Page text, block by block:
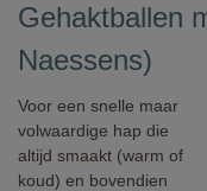
Gehaktballen
Naessens)
Voor een snelle maar
volwaardige hap die
altijd smaakt (warm of
koud) en bovendien